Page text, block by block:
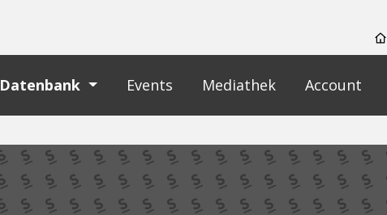
Datenbank Events Mediathek Account